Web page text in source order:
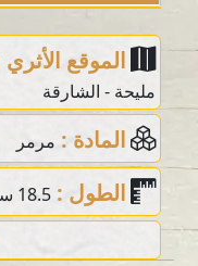
الموقع الأثري :
مليحة - الشارقة
المادة : مرمر
الطول : 18.5 سم